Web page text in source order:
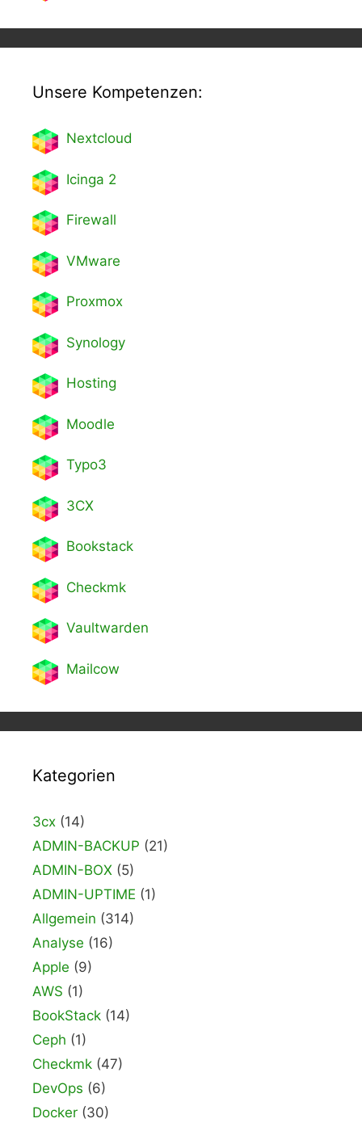
Unsere Kompetenzen:
Nextcloud
Icinga 2
Firewall
VMware
Proxmox
Synology
Hosting
Moodle
Typo3
3CX
Bookstack
Checkmk
Vaultwarden
Mailcow
Kategorien
3cx (14)
ADMIN-BACKUP (21)
ADMIN-BOX (5)
ADMIN-UPTIME (1)
Allgemein (314)
Analyse (16)
Apple (9)
AWS (1)
BookStack (14)
Ceph (1)
Checkmk (47)
DevOps (6)
Docker (30)